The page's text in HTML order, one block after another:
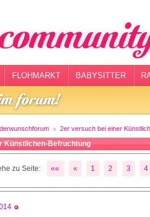
FLOHMARKT BABYSITTER
2er versuch bei einer
Künstlichen-Befruchtung
zu Seite: «« « 1 2 3 4